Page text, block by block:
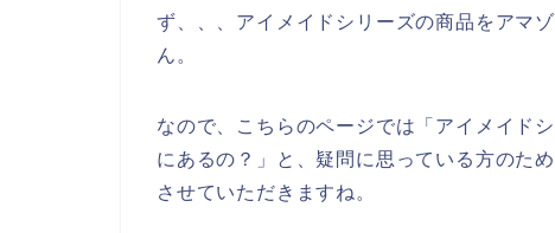
ず、、、アイメイドシリーズの商品をアマ
ん。
なので、こちらのページでは「アイメイド
にあるの？」と、疑問に思っている方のた
させていただきますね。